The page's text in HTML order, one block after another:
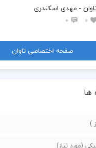
  عاشقی دست من که نیست
  دلت کجا گیره بگو
- مهدی اسکندری
0
0
صفحه اختصاصی تاوان
ها